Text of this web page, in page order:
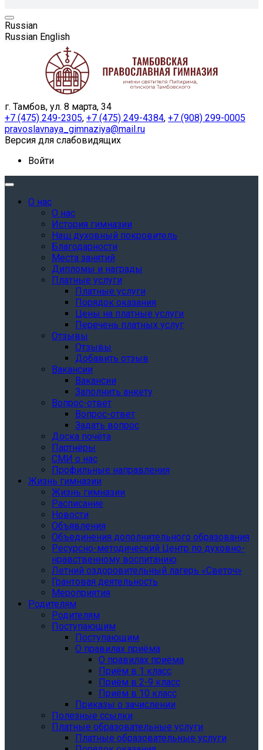
Russian
Russian English
г. Тамбов, ул. 8 марта, 34
+7 (475) 249-2305, +7 (475) 249-4384, +7 (908) 299-0005
pravoslavnaya_gimnaziya@mail.ru
Версия для слабовидящих
Войти
О нас
О нас
История гимназии
Наш духовный покровитель
Благодарности
Места занятий
Дипломы и награды
Платные услуги
Платные услуги
Порядок оказания
Цены на платные услуги
Перечень платных услуг
Отзывы
Отзывы
Добавить отзыв
Вакансии
Вакансии
Заполнить анкету
Вопрос-ответ
Вопрос-ответ
Задать вопрос
Доска почёта
Партнёры
СМИ о нас
Профильные направления
Жизнь гимназии
Жизнь гимназии
Расписание
Новости
Объявления
Объединения дополнительного образования
Ресурсно-методический Центр по духовно-
нравственному воспитанию
Летний оздоровительный лагерь «Светоч»
Грантовая деятельность
Мероприятия
Родителям
Родителям
Поступающим
Поступающим
О правилах приёма
О правилах приёма
Приём в 1 класс
Приём в 2-9 класс
Приём в 10 класс
Приказы о зачислении
Полезные ссылки
Платные образовательные услуги
Платные образовательные услуги